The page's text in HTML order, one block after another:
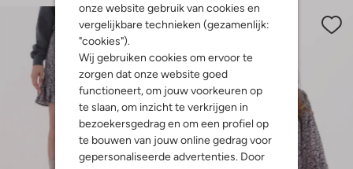
onze website gebruik van cookies en
vergelijkbare technieken (gezamenlijk:
"cookies").
Wij gebruiken cookies om ervoor te
zorgen dat onze website goed
functioneert, om jouw voorkeuren op
te slaan, om inzicht te verkrijgen in
bezoekersgedrag en om een profiel op
te bouwen van jouw online gedrag voor
gepersonaliseerde advertenties. Door